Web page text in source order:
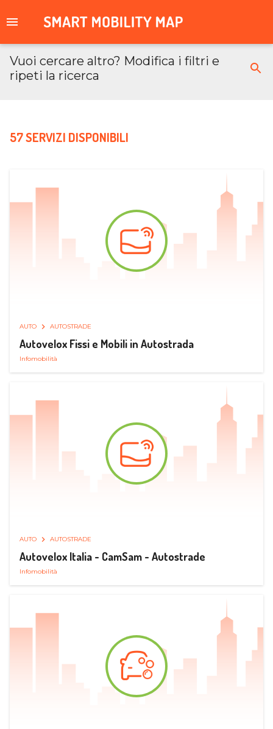
Vuoi cercare altro? Modifica i filtri e
ripeti la ricerca
57 SERVIZI DISPONIBILI
AUTO AUTOSTRADE
Autovelox Fissi e Mobili in Autostrada
Infomobilità
AUTO AUTOSTRADE
Autovelox Italia - CamSam - Autostrade
Infomobilità